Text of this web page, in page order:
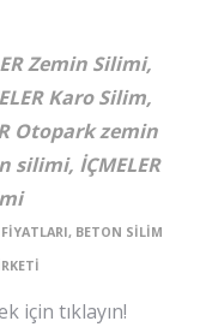
Zemin Silimi,
Karo Silim,
Otopark zemin
silimi, İÇMELER
BETON SİLİM
için tıklayın!